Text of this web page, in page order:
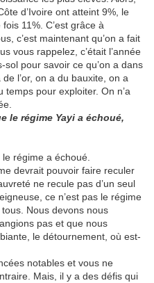
d’Ivoire ont atteint 9%, le
11%. C’est grâce à
c’est maintenant qu’on a fait
vous rappelez, c’était l’année
pour savoir ce qu’on a dans
l’or, on a du bauxite, on a
pour exploiter. On n’a
le régime Yayi a échoué,
régime a échoué.
devrait pouvoir faire reculer
ne recule pas d’un seul
ce n’est pas le régime
Nous devons nous
pas et que nous
le détournement, où est-
notables et vous ne
Mais, il y a des défis qui